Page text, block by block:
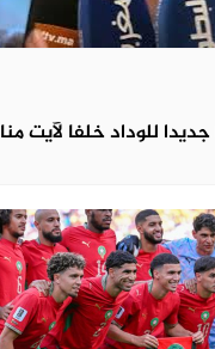
للوداد خلفا لآيت منا